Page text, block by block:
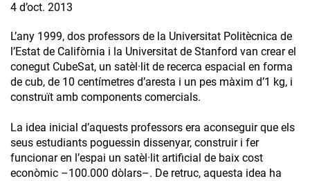
4 d’oct. 2013
L’any 1999, dos professors de la Universitat Politècnica de
l’Estat de Califòrnia i la Universitat de Stanford van crear el
conegut CubeSat, un satèl·lit de recerca espacial en forma
de cub, de 10 centímetres d’aresta i un pes màxim d’1 kg, i
construït amb components comercials.
La idea inicial d’aquests professors era aconseguir que els
seus estudiants poguessin dissenyar, construir i fer
funcionar en l’espai un satèl·lit artificial de baix cost
econòmic –100.000 dòlars–. De retruc, aquesta idea ha